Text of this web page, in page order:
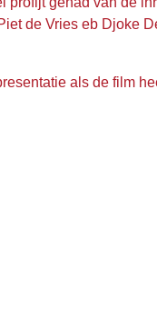
de Vries eb Djoke
als de film